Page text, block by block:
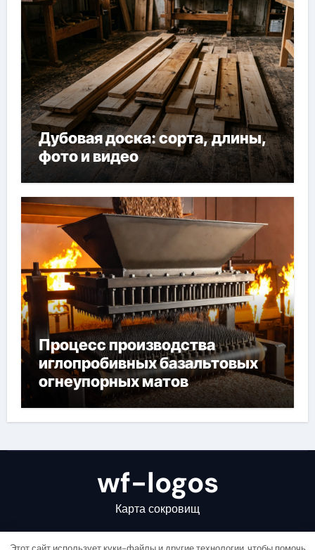
Дубовая доска: сорта, длины,
фото и видео
Процесс производства
иглопробивных базальтовых
огнеупорных матов
wf-logos
Карта сокровищ